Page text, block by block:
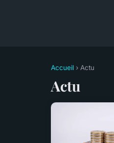
Accueil › Actu
Actu